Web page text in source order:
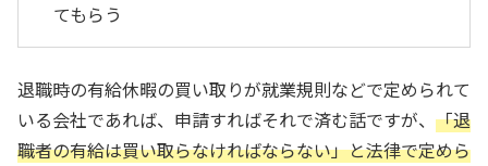
てもらう
退職時の有給休暇の買い取りが就業規則などで定められて
いる会社であれば、申請すればそれで済む話ですが、 「退
職者の有給は買い取らなければならない」と法律で定めら